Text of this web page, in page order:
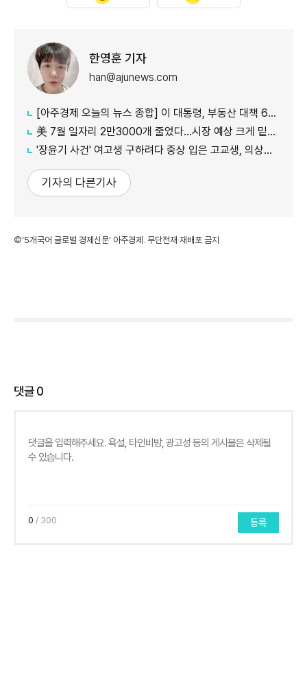
한영훈 기자
han@ajunews.com
[아주경제 오늘의 뉴스 종합] 이 대통령, 부동산 대책 6시간 점검…"기존 방식 벗어나 과감히 실행" 外
美 7월 일자리 2만3000개 줄었다…시장 예상 크게 밑돈 '고용 쇼크'
'장윤기 사건' 여고생 구하려다 중상 입은 고교생, 의상자 인정
기자의 다른기사
©'5개국어 글로벌 경제신문' 아주경제. 무단전재·재배포 금지
댓글0
0 / 300 등록